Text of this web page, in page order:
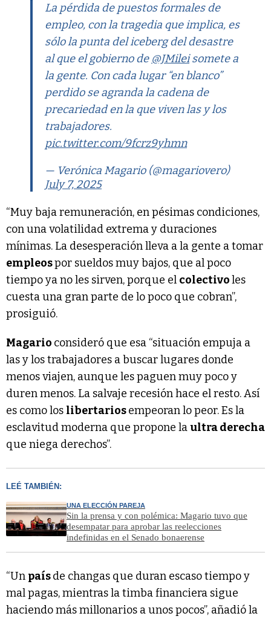
La pérdida de puestos formales de
empleo, con la tragedia que implica, es
sólo la punta del iceberg del desastre
al que el gobierno de @JMileisomete a
la gente. Con cada lugar “en blanco”
perdido se agranda la cadena de
precariedad en la que viven las y los
trabajadores.
pic.twitter.com/9fcrz9yhmn
— Verónica Magario (@magariovero)
July 7, 2025
“Muy baja remuneración, en pésimas condiciones,
con una volatilidad extrema y duraciones
mínimas. La desesperación lleva a la gente a tomar
empleospor sueldos muy bajos, que al poco
tiempo ya no les sirven, porque el colectivoles
cuesta una gran parte de lo poco que cobran”,
prosiguió.
Magario consideró que esa “situación empuja a
las y los trabajadores a buscar lugares donde
menos viajen, aunque les paguen muy poco y
duren menos. La salvaje recesión hace el resto. Así
es como los libertariosempeoran lo peor. Es la
esclavitud moderna que propone laultra derecha
que niega derechos”.
LEÉ TAMBIÉN:
UNA ELECCIÓN PAREJA
Sin la prensa y con polémica: Magario tuvo que
desempatar para aprobar las reelecciones
indefinidas en el Senado bonaerense
“Un paísde changas que duran escaso tiempo y
mal pagas, mientras la timba financiera sigue
haciendo más millonarios a unos pocos”, añadió la